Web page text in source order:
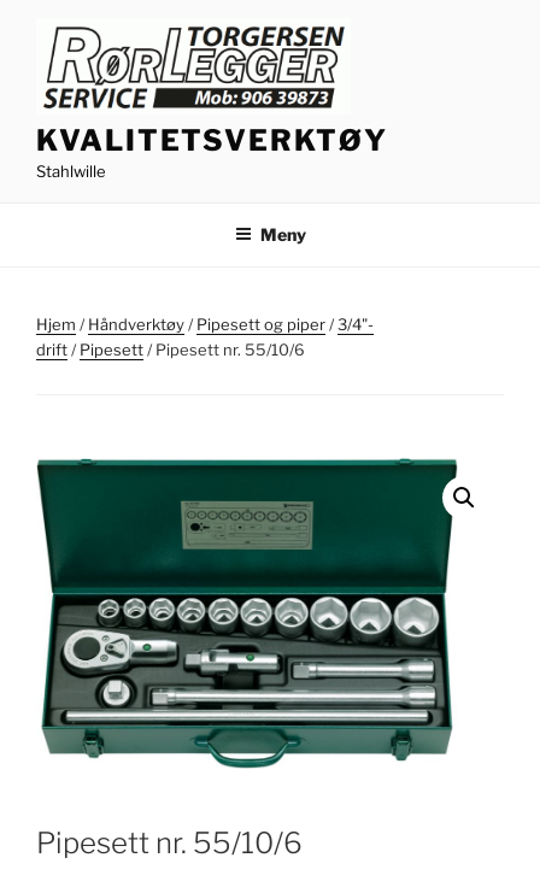
innhold
KVALITETSVERKTØY
Stahlwille
Meny
Hjem /Håndverktøy/Pipesett og piper/3/4"-
drift/Pipesett/ Pipesett nr. 55/10/6
Pipesett nr. 55/10/6